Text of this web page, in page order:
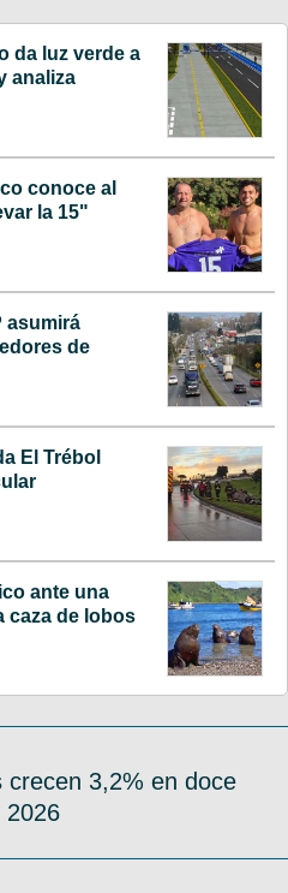
da luz verde a
analiza
conoce al
la 15"
asumirá
de
El Trébol
ante una
caza de lobos
crecen 3,2% en doce
2026